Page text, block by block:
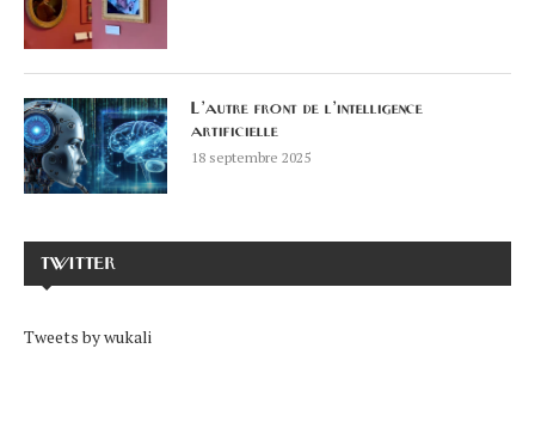
L’autre front de l’intelligence
artificielle
18 septembre 2025
TWITTER
Tweets by wukali